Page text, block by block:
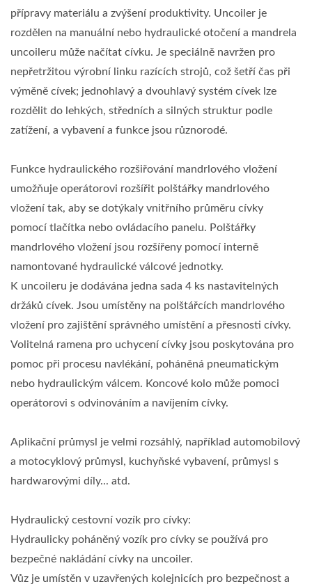
přípravy materiálu a zvýšení produktivity. Uncoiler je
rozdělen na manuální nebo hydraulické otočení a mandrela
uncoileru může načítat cívku. Je speciálně navržen pro
nepřetržitou výrobní linku razících strojů, což šetří čas při
výměně cívek; jednohlavý a dvouhlavý systém cívek lze
rozdělit do lehkých, středních a silných struktur podle
zatížení, a vybavení a funkce jsou různorodé.
Funkce hydraulického rozšiřování mandrlového vložení
umožňuje operátorovi rozšířit polštářky mandrlového
vložení tak, aby se dotýkaly vnitřního průměru cívky
pomocí tlačítka nebo ovládacího panelu. Polštářky
mandrlového vložení jsou rozšířeny pomocí interně
namontované hydraulické válcové jednotky.
K uncoileru je dodávána jedna sada 4 ks nastavitelných
držáků cívek. Jsou umístěny na polštářcích mandrlového
vložení pro zajištění správného umístění a přesnosti cívky.
Volitelná ramena pro uchycení cívky jsou poskytována pro
pomoc při procesu navlékání, poháněná pneumatickým
nebo hydraulickým válcem. Koncové kolo může pomoci
operátorovi s odvinováním a navíjením cívky.
Aplikační průmysl je velmi rozsáhlý, například automobilový
a motocyklový průmysl, kuchyňské vybavení, průmysl s
hardwarovými díly... atd.
Hydraulický cestovní vozík pro cívky:
Hydraulicky poháněný vozík pro cívky se používá pro
bezpečné nakládání cívky na uncoiler.
Vůz je umístěn v uzavřených kolejnicích pro bezpečnost a